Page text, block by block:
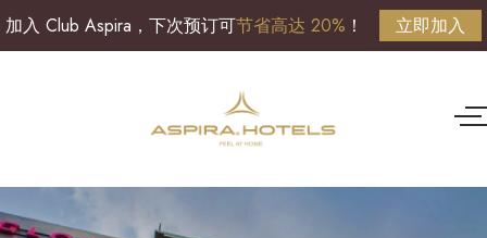
加入 Club Aspira，下次预订可节省高达 20% ！ 立即加入